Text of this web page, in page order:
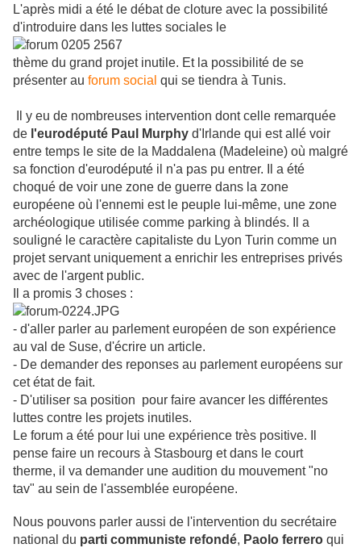
L'après midi a été le débat de cloture avec la possibilité
d'introduire dans les luttes sociales le
thème du grand projet inutile. Et la possibilité de se
présenter au forum social qui se tiendra à Tunis.
Il y eu de nombreuses intervention dont celle remarquée
de l'eurodéputé Paul Murphy d'Irlande qui est allé voir
entre temps le site de la Maddalena (Madeleine) où malgré
sa fonction d'eurodéputé il n'a pas pu entrer. Il a été
choqué de voir une zone de guerre dans la zone
européene où l'ennemi est le peuple lui-même, une zone
archéologique utilisée comme parking à blindés.
Il a
souligné le caractère capitaliste du Lyon Turin comme un
projet servant uniquement a enrichir les entreprises privés
avec de l'argent public.
Il a promis 3 choses :
- d'aller parler au parlement européen de son expérience
au val de Suse, d'écrire un article.
- De demander des reponses au parlement européens sur
cet état de fait.
- D'utiliser sa position pour faire avancer les différentes
luttes contre les projets inutiles.
Le forum a été pour lui une expérience très positive. Il
pense faire un recours à Stasbourg et dans le court
therme, il va demander une audition du mouvement "no
tav" au sein de l'assemblée européene.
Nous pouvons parler aussi de l'intervention du secrétaire
national du parti communiste refondé, Paolo ferrero qui